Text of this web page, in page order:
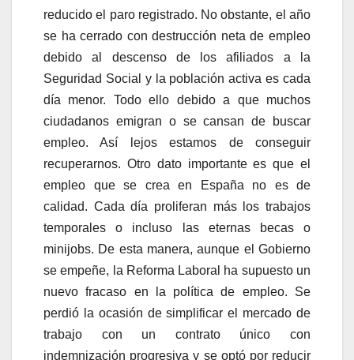
reducido el paro registrado. No obstante, el año
se ha cerrado con destrucción neta de empleo
debido al descenso de los afiliados a la
Seguridad Social y la población activa es cada
día menor. Todo ello debido a que muchos
ciudadanos emigran o se cansan de buscar
empleo. Así lejos estamos de conseguir
recuperarnos. Otro dato importante es que el
empleo que se crea en España no es de
calidad. Cada día proliferan más los trabajos
temporales o incluso las eternas becas o
minijobs. De esta manera, aunque el Gobierno
se empeñe, la Reforma Laboral ha supuesto un
nuevo fracaso en la política de empleo. Se
perdió la ocasión de simplificar el mercado de
trabajo con un contrato único con
indemnización progresiva y se optó por reducir